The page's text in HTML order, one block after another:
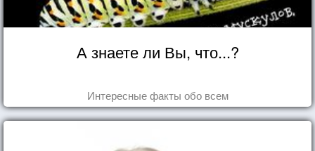
А знаете ли Вы, что...?
Интересные факты обо всем